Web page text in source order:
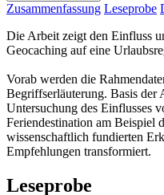
Zusammenfassung Leseprobe
Die Arbeit zeigt den Einfluss
Geocaching auf eine
Vorab werden die
Begriffserläuterung. Basis der
Untersuchung des Einflusses
Feriendestination am Beispiel
wissenschaftlich fundierten
Empfehlungen transformiert.
Leseprobe